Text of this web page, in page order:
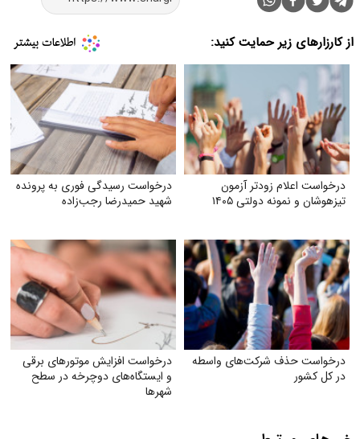
از کارزارهای زیر حمایت کنید:
درخواست اعلام زودتر آزمون
تیزهوشان و نمونه دولتی ۱۴۰۵
درخواست رسیدگی فوری به پرونده
شهید حمیدرضا رجب‌زاده
درخواست حذف شرکت‌های واسطه
در کل کشور
درخواست افزایش موتورهای برقی
و ایستگاه‌های دوچرخه در سطح
شهرها